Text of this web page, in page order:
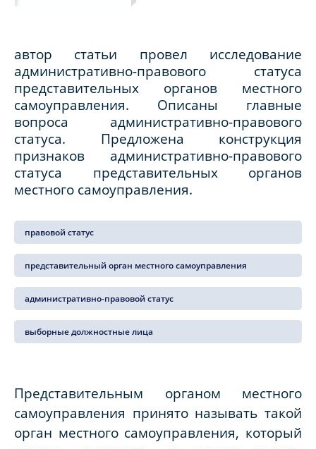
автор статьи провел исследование
административно-правового статуса
представительных органов местного
самоуправления. Описаны главные
вопроса административно-правового
статуса. Предложена конструкция
признаков административно-правового
статуса представительных органов
местного самоуправления.
правовой статус
представительный орган местного самоуправления
административно-правовой статус
выборные должностные лица
Представительным органом местного
самоуправления принято называть такой
орган местного самоуправления, который